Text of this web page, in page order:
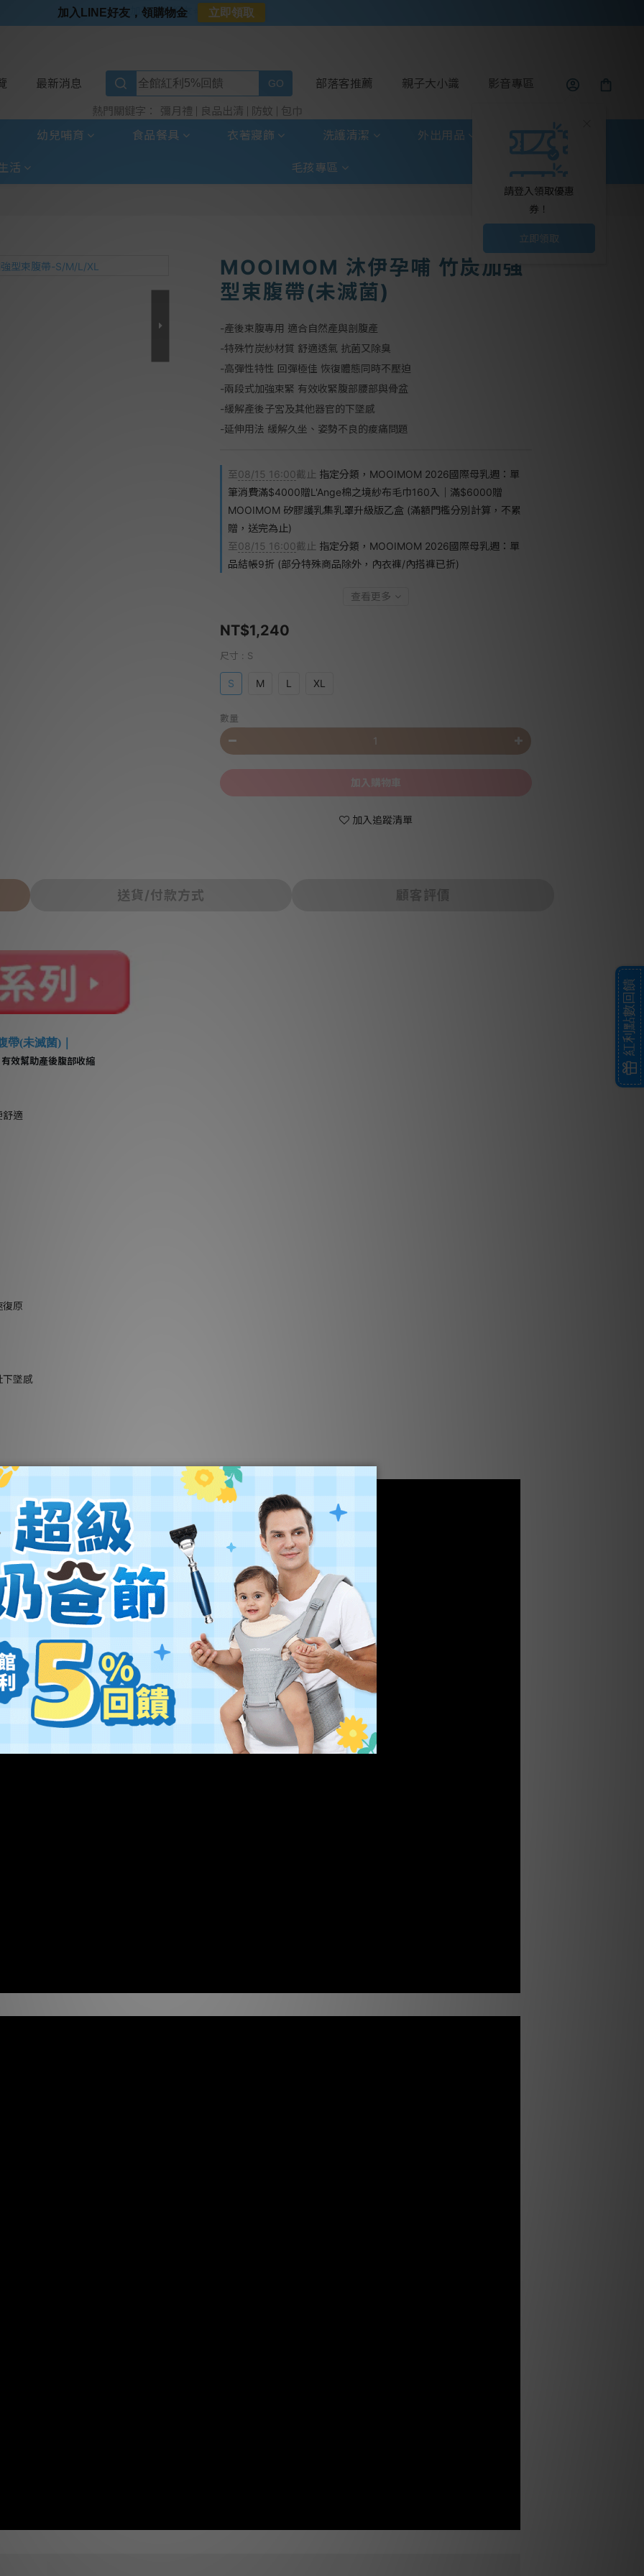
⭐加入LINE好友⭐
⭐超取選全家⭐滿$888贈霜淇淋禮物卡
最新消息
熱門關鍵字： 彌月禮 良品出清 防蚊 包巾
部落客推薦 親子大小識 影音專區
請登入領取優惠
券！
立即領取
幼兒哺育 食品餐具 衣著寢飾 洗護清潔 外出用品 玩具童書
活 毛孩專區
MOOIMOM 沐伊孕哺 竹炭加強
型束腹帶(未滅菌)
-產後束腹專用 適合自然產與剖腹產
-特殊竹炭紗材質 舒適透氣 抗菌又除臭
-高彈性特性 回彈極佳 恢復體態同時不壓迫
-兩段式加強束緊 有效收緊腹部腰部與骨盆
-緩解產後子宮及其他器官的下墜感
-延伸用法 緩解久坐、姿勢不良的痠痛問題
至08/15 16:00截止 指定分類，MOOIMOM 2026國際母乳週：單
筆消費滿$4000贈L'Ange棉之境紗布毛巾160入｜滿$6000贈
MOOIMOM 矽膠護乳集乳罩升級版乙盒 (滿額門檻分別計算，不累
贈，送完為止)
至08/15 16:00截止 指定分類，MOOIMOM 2026國際母乳週：單
品結帳9折 (部分特殊商品除外，內衣褲/內搭褲已折)
查看更多
NT$1,240
尺寸 : S
S M L XL
數量
加入購物車
加入追蹤清單
送貨/付款方式 顧客評價
(未滅菌)｜
效幫助產後腹部收縮
適
復原
下墜感
加入LINE好友，領購物金 立即領取
紅利點數回饋